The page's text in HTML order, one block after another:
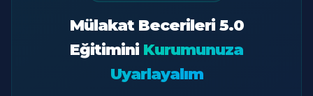
Mülakat Becerileri 5.0
Eğitimini Kurumunuza
Uyarlayalım